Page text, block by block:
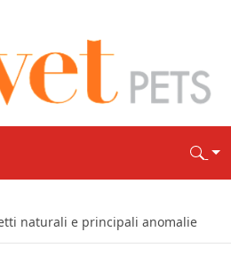
naturali e principali anomalie